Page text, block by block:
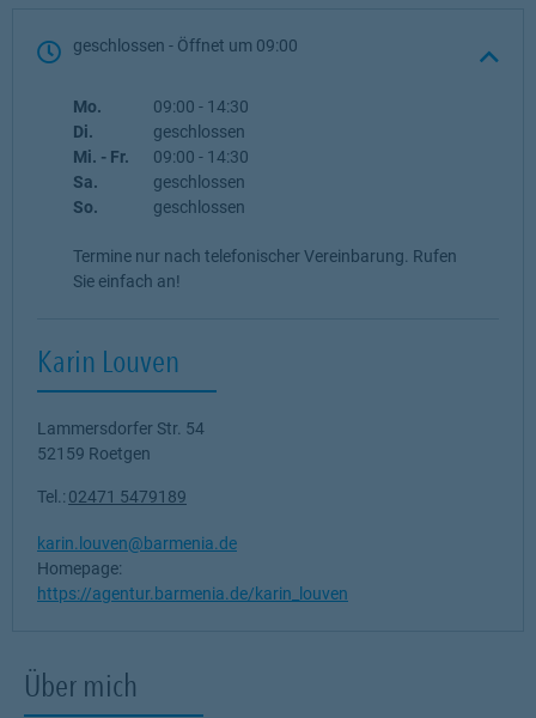
Über mich
geschlossen - Öffnet um 09:00
WochentagÖffnungszeiten
Mo. 09:00 - 14:30
Di.
geschlossen
Mi. - Fr.
09:00 - 14:30
Sa.
geschlossen
So.
geschlossen
Termine nur nach telefonischer Vereinbarung. Rufen
Sie einfach an!
Karin Louven
Lammersdorfer Str. 54
52159 Roetgen
Tel.: 02471 5479189
karin.louven@barmenia.de
Homepage:
https://agentur.barmenia.de/karin_louven